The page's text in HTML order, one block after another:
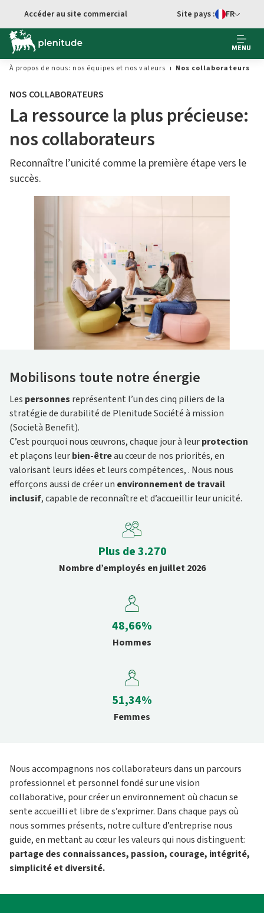
Accéder au site commercial
Sélecteur de
Site pays : FR
MENU
À propos de nous: nos équipes et nos valeurs
Nos collaborateurs
NOS COLLABORATEURS
La ressource la plus précieuse:
nos collaborateurs
Reconnaître l’unicité comme la première étape vers le
succès.
Mobilisons toute notre énergie
Les personnes représentent l’un des cinq piliers de la
stratégie de durabilité de Plenitude Société à mission
(Società Benefit).
C’est pourquoi nous œuvrons, chaque jour à leurprotection
et plaçons leurbien-êtreau cœur de nos priorités, en
valorisant leurs idées et leurs compétences, . Nous nous
efforçons aussi de créer un environnement de travail
inclusif, capable de reconnaître et d’accueillir leur unicité.
Plus de 3.270
Nombre d’employés en juillet 2026
48,66%
Hommes
51,34%
Femmes
Nous accompagnons nos collaborateurs dans un parcours
professionnel et personnel fondé sur une vision
collaborative, pour créer un environnement où chacun se
sente accueilli et libre de s’exprimer. Dans chaque pays où
nous sommes présents, notre culture d’entreprise nous
guide, en mettant au cœur les valeurs qui nous distinguent:
partage des connaissances, passion, courage, intégrité,
simplicité et diversité.